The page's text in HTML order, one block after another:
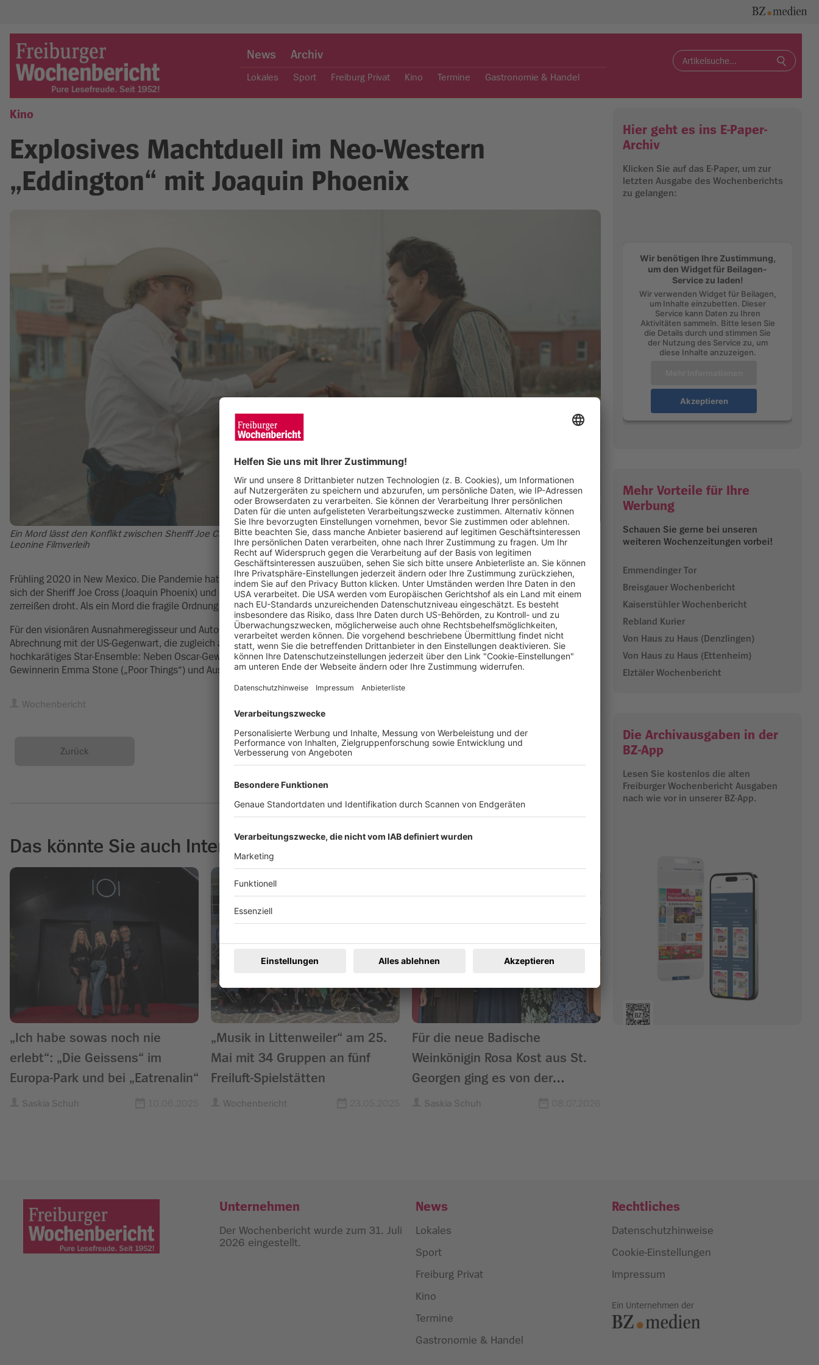
content
Freiburger Wochenbericht
News Archiv
Lokales Sport Freiburg Privat Kino Termine Gastronomie & Handel
Search
for:
Kino
Explosives Machtduell im Neo-Western
„Eddington“ mit Joaquin Phoenix
Ein Mord lässt den Konflikt zwischen Sheriff Joe Cross (Joaquin Phoenix) und Bürgermeister Ted Garcia (Pedro Pascal), eskalieren. Foto:
Leonine Filmverleih
Frühling 2020 in New Mexico. Die Pandemie hat auch die verschlafene Kleinstadt Eddington im Wilden Westen im Griff. Dort stehen
sich der Sheriff Joe Cross (Joaquin Phoenix) und der Bürgermeister Ted Garcia (Pedro Pascal) in einem Kampf gegenüber, der die Stadt zu
zerreißen droht. Als ein Mord die fragile Ordnung erschüttert, nimmt die Gewalt ihren Lauf.
Für den visionären Ausnahmeregisseur und Autor Ari Aster („Beau is Afraid“, „Midsommar“) ist das der Ausgangspunkt für seine düstere
Abrechnung mit der US-Gegenwart, die zugleich auch das Porträt einer tief gespaltenen Gesellschaft ist. In den Hauptrollen brilliert ein
hochkarätiges Star-Ensemble: Neben Oscar-Gewinner Joaquin Phoenix („Joker“) und Pedro Pascal („The Last of Us“) auch Oscar-
Gewinnerin Emma Stone („Poor Things“) und Austin Butler („Dune: Part Two“).
Wochenbericht
Zurück
Hier geht es ins E-Paper-
Archiv
Klicken Sie auf das E-Paper, um zur
letzten Ausgabe des Wochenberichts
zu gelangen:
Wir benötigen Ihre Zustimmung,
um den Widget für Beilagen-
Service zu laden!
Wir verwenden Widget für Beilagen,
um Inhalte einzubetten. Dieser
Service kann Daten zu Ihren
Aktivitäten sammeln. Bitte lesen Sie
die Details durch und stimmen Sie
der Nutzung des Service zu, um
diese Inhalte anzuzeigen.
Akzeptieren
Mehr Vorteile für Ihre
Werbung
Schauen Sie gerne bei unseren
weiteren Wochenzeitungen vorbei!
Emmendinger Tor
Breisgauer Wochenbericht
Kaiserstühler Wochenbericht
Rebland Kurier
Von Haus zu Haus (Denzlingen)
Von Haus zu Haus (Ettenheim)
Elztäler Wochenbericht
Die Archivausgaben in der
BZ-App
Lesen Sie kostenlos die alten
Freiburger Wochenbericht Ausgaben
nach wie vor in unserer BZ-App.
Das könnte Sie auch Interessieren
„Ich habe sowas noch nie
erlebt“: „Die Geissens“ im
Europa-Park und bei „Eatrenalin“
Saskia Schuh
„Musik in Littenweiler“ am 25.
Mai mit 34 Gruppen an fünf
Freiluft-Spielstätten
Wochenbericht
Für die neue Badische
Weinkönigin Rosa Kost aus St.
Georgen ging es von der
Krönung direkt aufs Weinfest
Saskia Schuh
Unternehmen
Der Wochenbericht wurde zum 31. Juli
2026 eingestellt.
News
Lokales
Sport
Freiburg Privat
Kino
Termine
Gastronomie & Handel
Rechtliches
Datenschutzhinweise
Cookie-Einstellungen
Impressum
Ein Unternehmen der